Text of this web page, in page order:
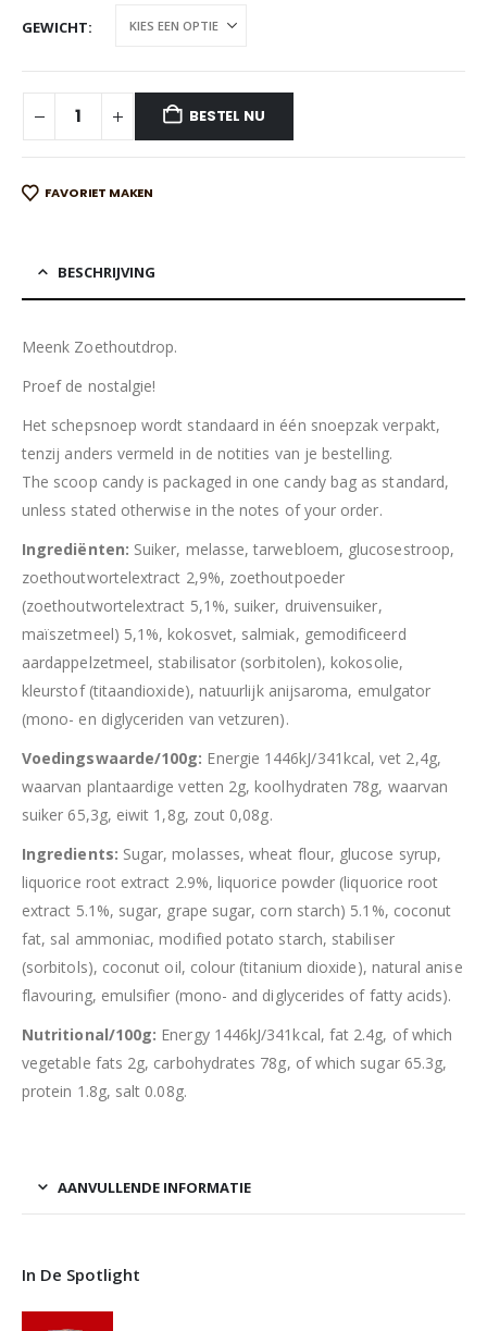
tot
€12,50
GEWICHT
BESTEL NU
FAVORIET MAKEN
BESCHRIJVING
Meenk Zoethoutdrop.
Proef de nostalgie!
Het schepsnoep wordt standaard in één snoepzak verpakt,
tenzij anders vermeld in de notities van je bestelling.
The scoop candy is packaged in one candy bag as standard,
unless stated otherwise in the notes of your order.
Ingrediënten: Suiker, melasse, tarwebloem, glucosestroop,
zoethoutwortelextract 2,9%, zoethoutpoeder
(zoethoutwortelextract 5,1%, suiker, druivensuiker,
maïszetmeel) 5,1%, kokosvet, salmiak, gemodificeerd
aardappelzetmeel, stabilisator (sorbitolen), kokosolie,
kleurstof (titaandioxide), natuurlijk anijsaroma, emulgator
(mono- en diglyceriden van vetzuren).
Voedingswaarde/100g: Energie 1446kJ/341kcal, vet 2,4g,
waarvan plantaardige vetten 2g, koolhydraten 78g, waarvan
suiker 65,3g, eiwit 1,8g, zout 0,08g.
Ingredients: Sugar, molasses, wheat flour, glucose syrup,
liquorice root extract 2.9%, liquorice powder (liquorice root
extract 5.1%, sugar, grape sugar, corn starch) 5.1%, coconut
fat, sal ammoniac, modified potato starch, stabiliser
(sorbitols), coconut oil, colour (titanium dioxide), natural anise
flavouring, emulsifier (mono- and diglycerides of fatty acids).
Nutritional/100g: Energy 1446kJ/341kcal, fat 2.4g, of which
vegetable fats 2g, carbohydrates 78g, of which sugar 65.3g,
protein 1.8g, salt 0.08g.
AANVULLENDE INFORMATIE
In De Spotlight